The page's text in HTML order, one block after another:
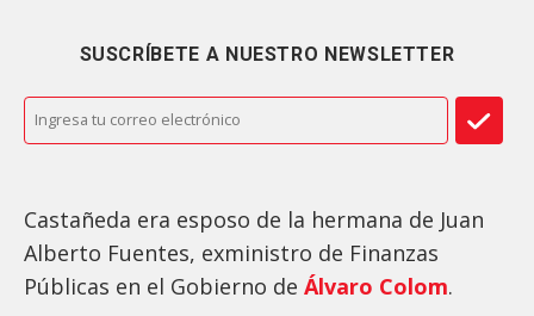
SUSCRÍBETE A NUESTRO NEWSLETTER
Castañeda era esposo de la hermana de Juan
Alberto Fuentes, exministro de Finanzas
Públicas en el Gobierno de Álvaro Colom.